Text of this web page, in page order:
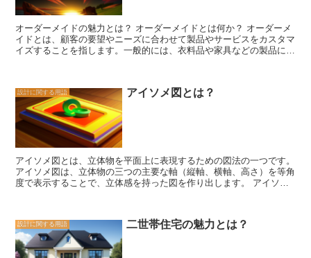
す。
積は、建物の価値や賃貸料などにも影響を与える要素となります。
延べ面積の計算方法は比較的簡単です。各階の床面積を測定し、それ
らを合計するだけです。ただし、延べ面積には、共用部分や非居室部
分なども含まれることに注意が必要です。また、建物の形状や構造に
よっては、延べ面積の計算方法が異なる場合もあります。 延べ面積
ンニングが可能となります。
オーダーメイドの魅力とは？ オーダーメイドとは何か？ オーダーメ
イドとは、顧客の要望やニーズに合わせて製品やサービスをカスタマ
イズすることを指します。一般的には、衣料品や家具などの製品に対
スタイルに合わせて製品を作ることができるため、満足度が高くなり
ます。 オーダーメイドの魅力 オーダーメイドの魅力は、まず一つ目
に、完全なフィット感です。衣料品や靴などのファッションアイテム
をオーダーメイドすると、自分の体型や足の形に合わせて作ることが
できます。そのため、着心地や履き心地が非常に良くなります。ま
た、家具やインテリアなどの場合も、自分の部屋のサイズやスタイル
に合わせて作ることができるため、空間の有効活用ができます。 二
つ目に、独自性が挙げられます。オーダーメイドの製品は、他の人と
は違ったデザインや仕様にすることができます。自分だけのオリジナ
イドの製品は、一つ一つ丁寧に作られるため、品質が非常に高いで
す。職人の技術や経験が活かされ、細部までこだわり抜かれた製品を
手にすることができます。そのため、長く使える耐久性や高い満足度
設計に関する用語 アイソメ図とは？
アイソメ図とは、立体物を平面上に表現するための図法の一つです。
アイソメ図は、立体物の三つの主要な軸（縦軸、横軸、高さ）を等角
度で表示することで、立体感を持った図を作り出します。 アイソメ
つの軸が互いに60度の角度で交わるように描かれます。この等角度
の投影により、立体物の形状や比率を正確に表現することができま
す。 2. 縮尺 アイソメ図では、立体物の縮尺を考慮する必要がありま
す。通常、アイソメ図では縦軸、横軸、高さの比率を110.5として描
設計に関する用語 二世帯住宅の魅力とは？